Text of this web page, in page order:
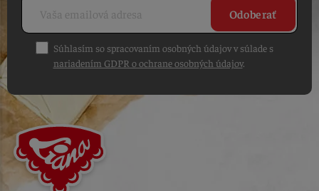
Odoberať
Súhlasím so spracovaním osobných údajov v súlade s
nariadením GDPR o ochrane osobných údajov.